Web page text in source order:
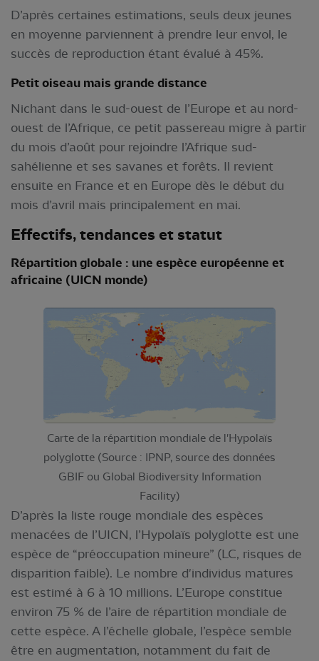
D’après certaines estimations, seuls deux jeunes
en moyenne parviennent à prendre leur envol, le
succès de reproduction étant évalué à 45%.
Petit oiseau mais grande distance
Nichant dans le sud-ouest de l’Europe et au nord-
ouest de l’Afrique, ce petit passereau migre à partir
du mois d’août pour rejoindre l’Afrique sud-
sahélienne et ses savanes et forêts. Il revient
ensuite en France et en Europe dès le début du
mois d’avril mais principalement en mai.
Effectifs, tendances et statut
Répartition globale : une espèce européenne et
africaine (UICN monde)
Carte de la répartition mondiale de l'Hypolaïs
polyglotte (Source : IPNP, source des données
GBIF ou Global Biodiversity Information
Facility)
D’après la liste rouge mondiale des espèces
menacées de l’UICN, l’Hypolaïs polyglotte est une
espèce de “préoccupation mineure” (LC, risques de
disparition faible). Le nombre d'individus matures
est estimé à 6 à 10 millions. L’Europe constitue
environ 75 % de l’aire de répartition mondiale de
cette espèce. A l’échelle globale, l’espèce semble
être en augmentation, notamment du fait de